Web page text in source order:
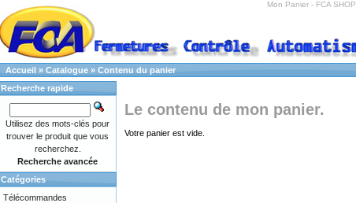
Mon Panier - FCA SHOP
Accueil » Catalogue » Contenu du panier
Le contenu de mon panier.
Votre panier est vide.
Recherche rapide
Utilisez des mots-clés pour
trouver le produit que vous
recherchez.
Recherche avancée
Catégories
Télécommandes